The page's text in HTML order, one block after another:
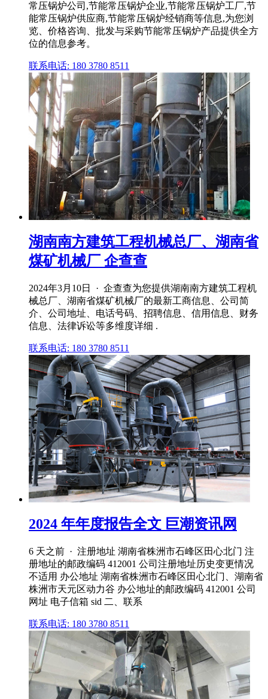
常压锅炉公司,节能常压锅炉企业,节能常压锅炉工厂,节
能常压锅炉供应商,节能常压锅炉经销商等信息,为您浏
览、价格咨询、批发与采购节能常压锅炉产品提供全方
位的信息参考。
联系电话: 180 3780 8511
湖南南方建筑工程机械总厂、湖南省
煤矿机械厂 企查查
2024年3月10日 · 企查查为您提供湖南南方建筑工程机
械总厂、湖南省煤矿机械厂的最新工商信息、公司简
介、公司地址、电话号码、招聘信息、信用信息、财务
信息、法律诉讼等多维度详细 .
联系电话: 180 3780 8511
2024 年年度报告全文 巨潮资讯网
6 天之前 · 注册地址 湖南省株洲市石峰区田心北门 注
册地址的邮政编码 412001 公司注册地址历史变更情况
不适用 办公地址 湖南省株洲市石峰区田心北门、湖南省
株洲市天元区动力谷 办公地址的邮政编码 412001 公司
网址 电子信箱 sid 二、联系
联系电话: 180 3780 8511